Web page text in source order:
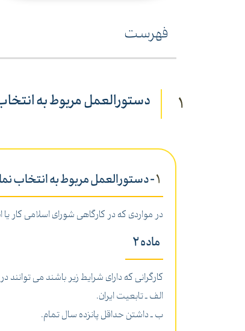
فهرست
1 دستورالعمل مربوط به
1- دستورالعمل مربوط به انتخاب
در مواردی که در کارگاهی شورای اسلامی کار
ماده 2
کارگرانی که دارای شرایط زیر باشند می
الف ـ تابعیت ایران.
ب ـ داشتن حداقل پانزده سال تمام.